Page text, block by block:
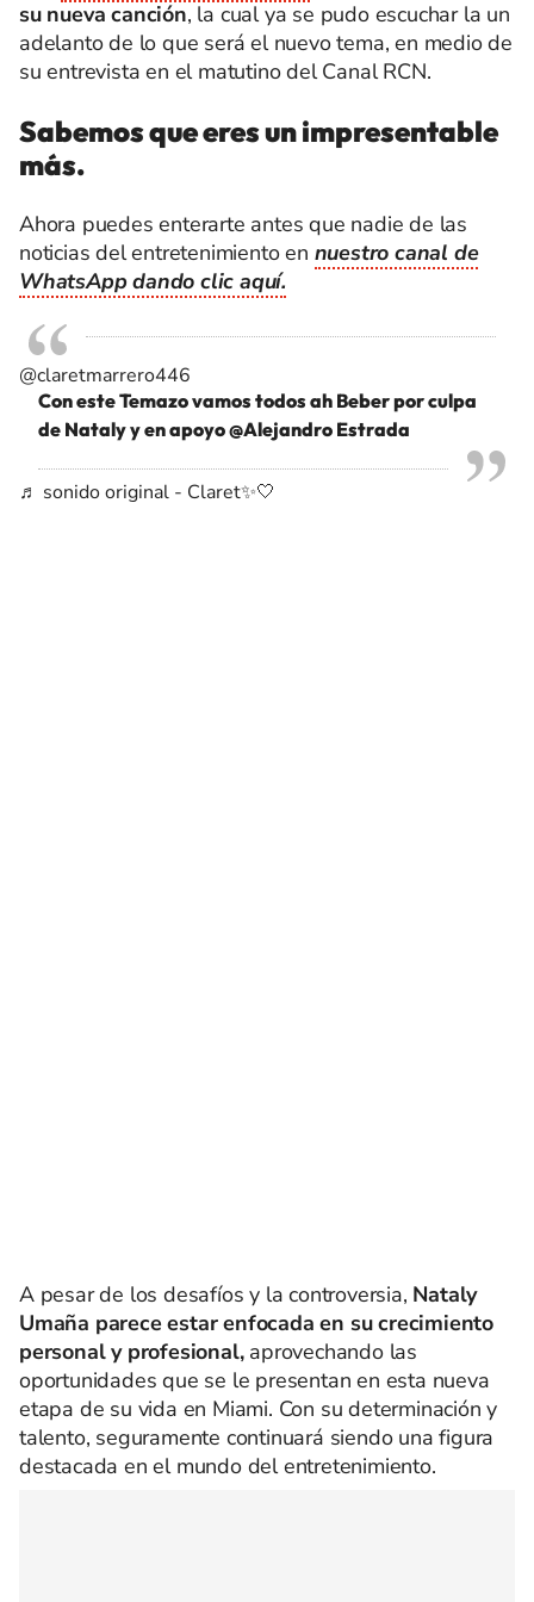
su nueva canción, la cual ya se pudo escuchar la un
adelanto de lo que será el nuevo tema, en medio de
su entrevista en el matutino del Canal RCN.
Sabemos que eres un impresentable
más.
Ahora puedes enterarte antes que nadie de las
noticias del entretenimiento en nuestro canal de
WhatsApp dando clic aquí.
@claretmarrero446
Con este Temazo vamos todos ah Beber por culpa
de Nataly y en apoyo @Alejandro Estrada
♬ sonido original - Claret✨🤍
A pesar de los desafíos y la controversia, Nataly
Umaña parece estar enfocada en su crecimiento
personal y profesional,aprovechando las
oportunidades que se le presentan en esta nueva
etapa de su vida en Miami. Con su determinación y
talento, seguramente continuará siendo una figura
destacada en el mundo del entretenimiento.